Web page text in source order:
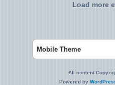
Load more
Mobile Theme
All content
Powered by